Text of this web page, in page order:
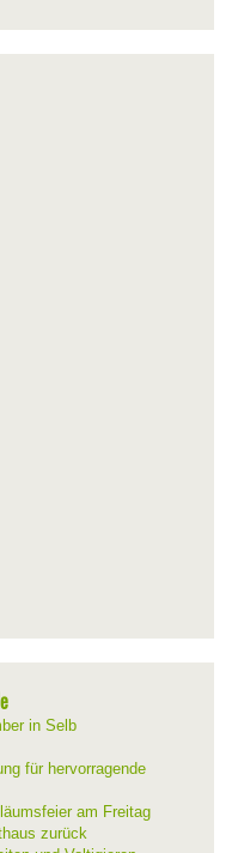
in Selb
für hervorragende
am Freitag
zurück